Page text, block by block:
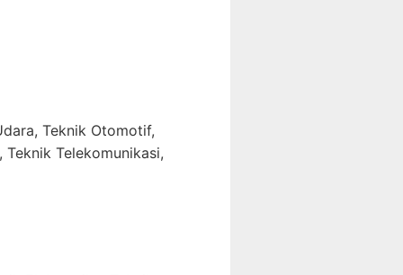
Teknik Otomotif,
Telekomunikasi,